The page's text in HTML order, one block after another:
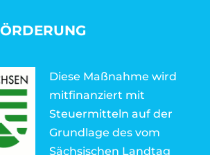
Diese Maßnahme wird
mitfinanziert mit
Steuermitteln auf der
Grundlage des vom
Sächsischen Landtag